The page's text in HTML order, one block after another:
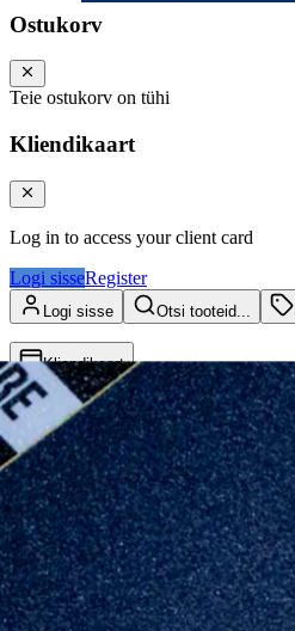
Ostukorv
Teie ostukorv on tühi
Kliendikaart
Log in to access your client card
Logi sisseRegister
Logi sisse Otsi tooteid...
Kliendikaart